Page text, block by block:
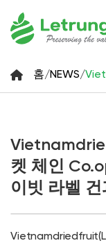
홈/NEWS/
켓 체인
이빗 라벨